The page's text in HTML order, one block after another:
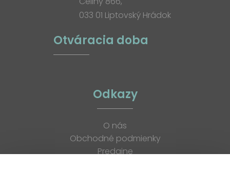
033 01 Liptovský Hrádok
Otváracia doba
Odkazy
O nás
Obchodné podmienky
Predajne